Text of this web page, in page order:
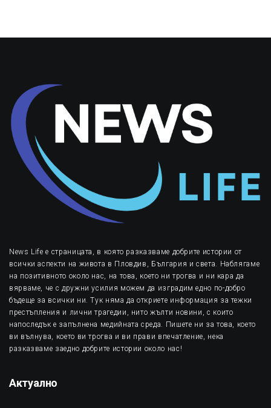
News Life е страницата, в която разказваме добрите истории от
всички аспекти на живота в Пловдив, България и света. Наблягаме
на позитивното около нас, на това, което ни трогва и ни кара да
вярваме, че с дружни усилия можем да изградим едно по-добро
бъдеще за всички ни. Тук няма да откриете информация за тежки
престъпления и лични трагедии, нито жълти новини, с които
напоследък е запълнена медийната среда. Пишете ни за това, което
ви вълнува, което ви трогва и ви прави впечатление, нека
разказваме заедно добрите истории около нас!
Актуално